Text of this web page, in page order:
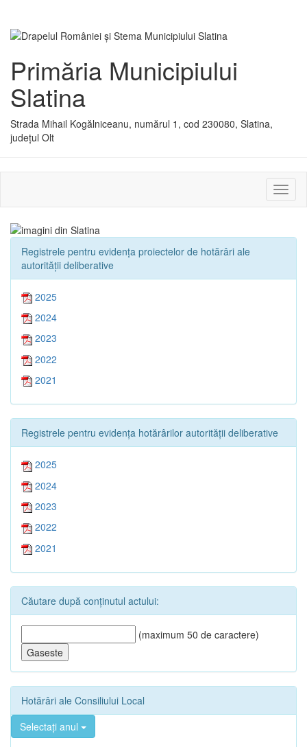
Primăria Municipiului
Slatina
Strada Mihail Kogălniceanu, numărul 1, cod 230080, Slatina,
județul Olt
sau
Registrele pentru evidența proiectelor de hotărâri ale
autorității deliberative
2025
2024
2023
2022
2021
Registrele pentru evidența hotărârilor autorității deliberative
2025
2024
2023
2022
2021
Căutare după conținutul actului:
(maximum 50 de caractere)
Hotărâri ale Consiliului Local
Selectați anul